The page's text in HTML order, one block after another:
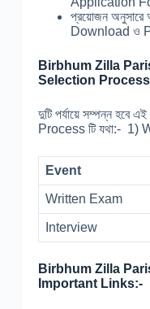
প্রয়োজন
Download ও
Birbhum Zilla
Selection
দুটি পর্যায়ে সম্পন্ন
Process টি যথা:- 1)
Event
Written Exam
Interview
Birbhum Zilla
Important Links:-